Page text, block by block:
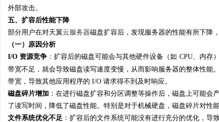
外部攻击。
五、扩容后性能下降
部分用户在对天翼云服务器磁盘扩容后，发现服务器的性能有所下降
（一）原因分析
I/O 资源竞争 ：扩容后的磁盘可能会与其他硬件设备（如 CPU、内存
带宽不足，就会导致磁盘读写速度变慢，从而影响服务器的整体性
带宽，导致其他应用程序的 I/O 请求得不到及时响应。
磁盘碎片增加 ：在进行磁盘扩容和分区调整等操作后，磁盘上可能
了读写时间，降低了磁盘性能。特别是对于机械硬盘，磁盘碎片对性
文件系统优化不足 ：扩容后的文件系统可能没有进行充分的优化，